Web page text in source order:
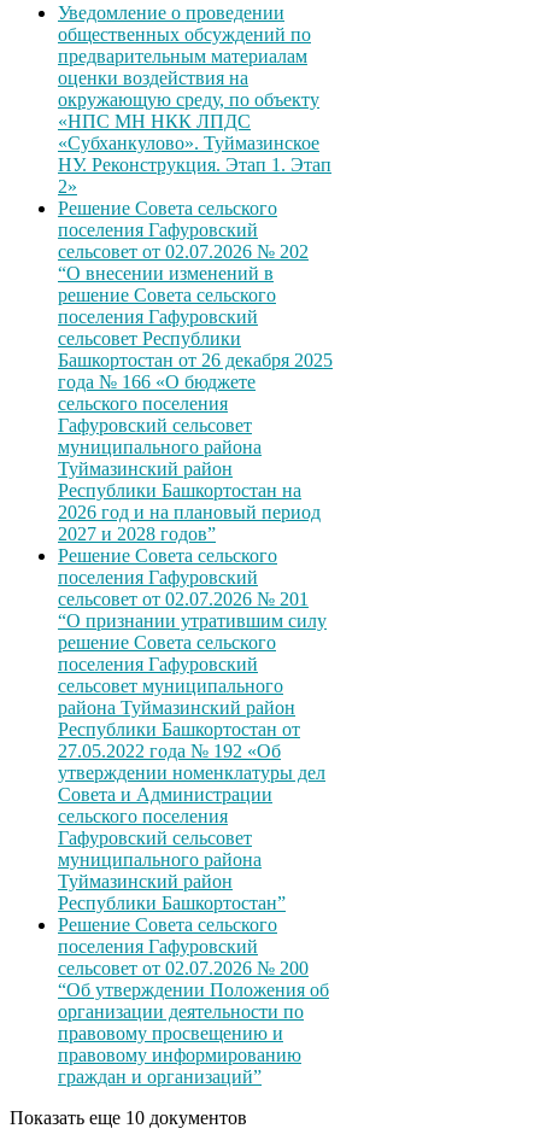
Уведомление о проведении
общественных обсуждений по
предварительным материалам
оценки воздействия на
окружающую среду, по объекту
«НПС МН НКК ЛПДС
«Субханкулово». Туймазинское
НУ. Реконструкция. Этап 1. Этап
2»
Решение Совета сельского
поселения Гафуровский
сельсовет от 02.07.2026 № 202
“О внесении изменений в
решение Совета сельского
поселения Гафуровский
сельсовет Республики
Башкортостан от 26 декабря 2025
года № 166 «О бюджете
сельского поселения
Гафуровский сельсовет
муниципального района
Туймазинский район
Республики Башкортостан на
2026 год и на плановый период
2027 и 2028 годов”
Решение Совета сельского
поселения Гафуровский
сельсовет от 02.07.2026 № 201
“О признании утратившим силу
решение Совета сельского
поселения Гафуровский
сельсовет муниципального
района Туймазинский район
Республики Башкортостан от
27.05.2022 года № 192 «Об
утверждении номенклатуры дел
Совета и Администрации
сельского поселения
Гафуровский сельсовет
муниципального района
Туймазинский район
Республики Башкортостан”
Решение Совета сельского
поселения Гафуровский
сельсовет от 02.07.2026 № 200
“Об утверждении Положения об
организации деятельности по
правовому просвещению и
правовому информированию
граждан и организаций”
Показать еще 10 документов